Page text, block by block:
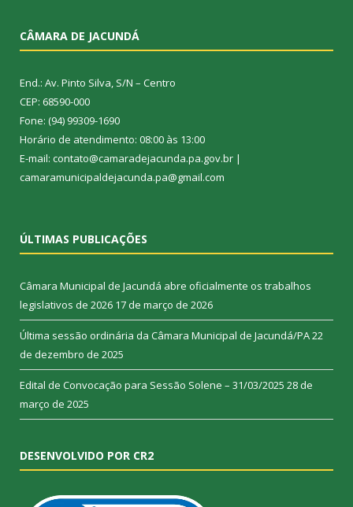
CÂMARA DE JACUNDÁ
End.: Av. Pinto Silva, S/N – Centro
CEP: 68590-000
Fone: (94) 99309-1690
Horário de atendimento: 08:00 às 13:00
E-mail: contato@camaradejacunda.pa.gov.br |
camaramunicipaldejacunda.pa@gmail.com
ÚLTIMAS PUBLICAÇÕES
Câmara Municipal de Jacundá abre oficialmente os trabalhos
legislativos de 2026 17 de março de 2026
Última sessão ordinária da Câmara Municipal de Jacundá/PA22
de dezembro de 2025
Edital de Convocação para Sessão Solene – 31/03/2025 28 de
março de 2025
DESENVOLVIDO POR CR2